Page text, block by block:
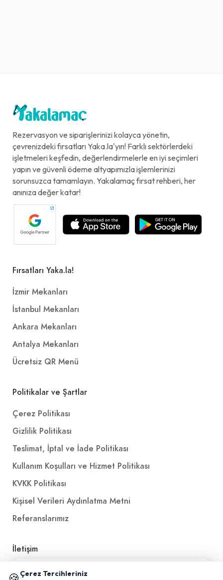
Rezervasyon ve siparişlerinizi kolayca yönetin,
çevrenizdeki fırsatları Yaka.la'yın! Farklı sektörlerdeki
işletmeleri keşfedin, değerlendirmelerle en iyi seçimleri
yapın ve güvenli ödeme altyapımızla işlemlerinizi
sorunsuzca tamamlayın. Yakalamaç fırsat rehberi, her
anınıza değer katar!
Fırsatları Yaka.la!
İzmir Mekanları
İstanbul Mekanları
Ankara Mekanları
Antalya Mekanları
Ücretsiz QR Menü
Politikalar ve Şartlar
Çerez Politikası
Gizlilik Politikası
Teslimat, İptal ve İade Politikası
Kullanım Koşulları ve Hizmet Politikası
KVKK Politikası
Kişisel Verileri Aydınlatma Metni
Referanslarımız
İletişim
E-Posta iletisim@yakalamac.com.tr
Çerez Tercihleriniz
📱 Mobil uygulamamızı keşfedin!